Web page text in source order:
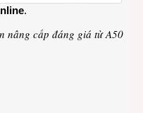
.
nâng cấp đáng giá từ A50